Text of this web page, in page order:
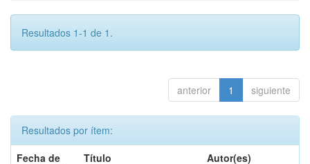
Resultados 1-1 de 1.
anterior 1 siguiente
Resultados por ítem:
Fecha de
Título Autor(es)